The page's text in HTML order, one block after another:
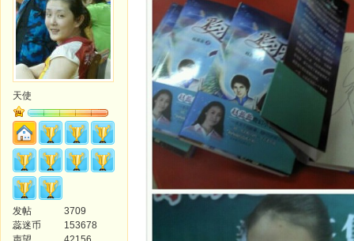
天使
发帖
3709
蕊迷币
153678